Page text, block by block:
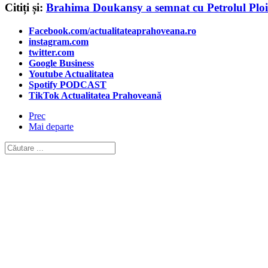
Citiți și: Brahima Doukansy a semnat cu Petrolul
Facebook.com/actualitateaprahoveana.ro
instagram.com
twitter.com
Google Business
Youtube Actualitatea
Spotify PODCAST
TikTok Actualitatea Prahoveană
Prec
Mai departe